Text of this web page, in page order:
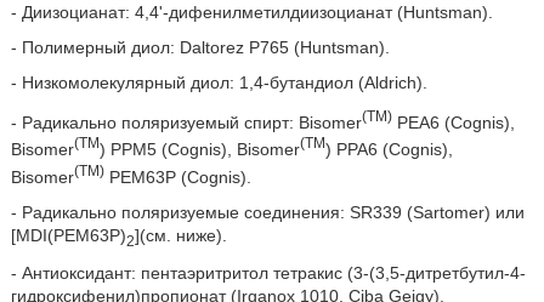
- Диизоцианат: 4,4'-дифенилметилдиизоцианат (Huntsman).
- Полимерный диол: Daltorez P765 (Huntsman).
- Низкомолекулярный диол: 1,4-бутандиол (Aldrich).
- Радикально поляризуемый спирт: Bisomer(TM)PEA6 (Cognis),
Bisomer(TM) PPM5 (Cognis), Bisomer(TM) PPA6 (Cognis),
Bisomer(TM)PEM63P (Cognis).
- Радикально поляризуемые соединения: SR339 (Sartomer) или
[MDI(PEM63P)2](см. ниже).
- Антиоксидант: пентаэритритол тетракис (3-(3,5-дитретбутил-4-
гидроксифенил)пропионат (Irganox 1010, Ciba Geigy).